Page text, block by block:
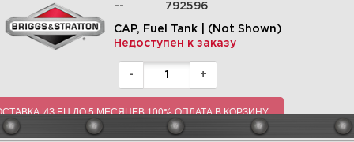
-- 792596
CAP, Fuel Tank | (Not Shown)
Недоступен к заказу
- +
ИЗ EU ДО 5 МЕСЯЦЕВ 100% ОПЛАТА В КОРЗИНУ